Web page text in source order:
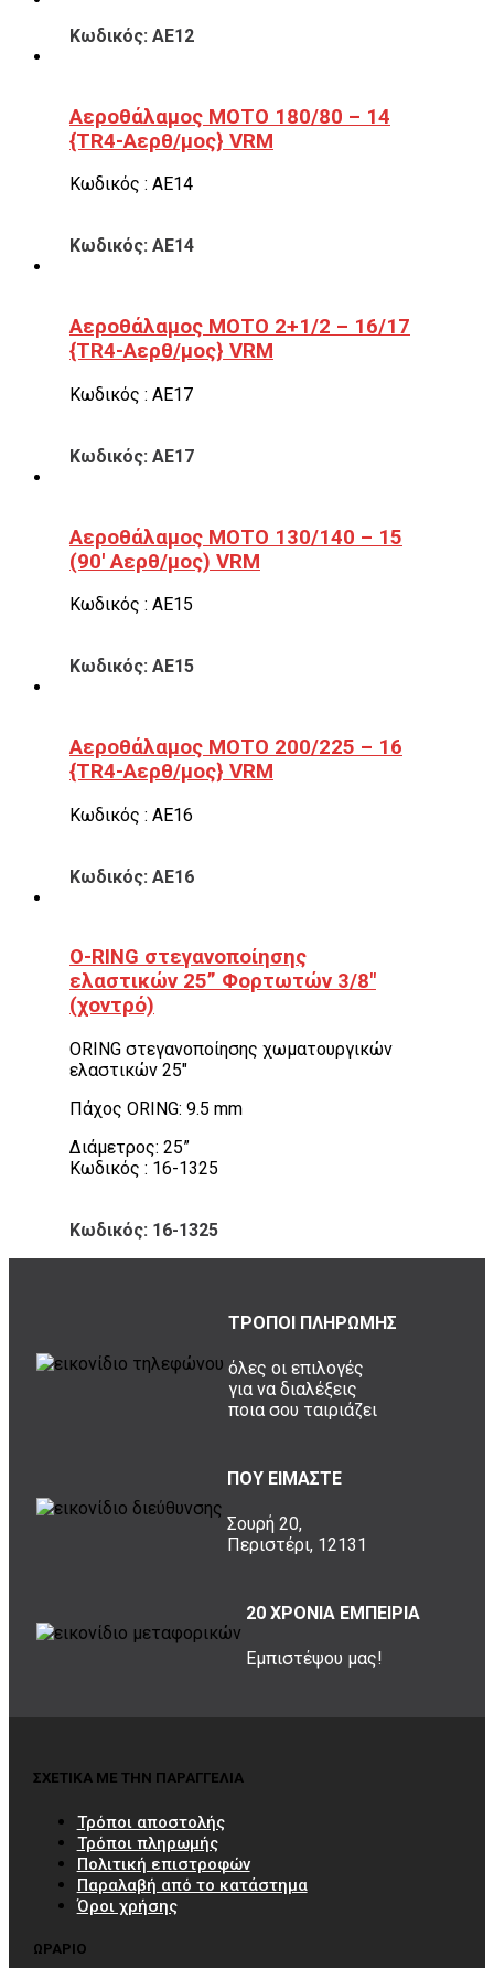
Κωδικός: ΑΕ12
Αεροθάλαμος ΜΟΤΟ 180/80 – 14
{TR4-Αερθ/μος} VRM
Κωδικός : ΑΕ14
Κωδικός: ΑΕ14
Αεροθάλαμος ΜΟΤΟ 2+1/2 – 16/17
{TR4-Αερθ/μος} VRM
Κωδικός : ΑΕ17
Κωδικός: ΑΕ17
Αεροθάλαμος ΜΟΤΟ 130/140 – 15
(90′ Αερθ/μος) VRM
Κωδικός : ΑΕ15
Κωδικός: ΑΕ15
Αεροθάλαμος ΜΟΤΟ 200/225 – 16
{TR4-Αερθ/μος} VRM
Κωδικός : ΑΕ16
Κωδικός: ΑΕ16
O-RING στεγανοποίησης
ελαστικών 25” Φορτωτών 3/8″
(χοντρό)
ORING στεγανοποίησης χωματουργικών
ελαστικών 25″
Πάχος ORING: 9.5 mm
Διάμετρος: 25”
Κωδικός : 16-1325
Κωδικός: 16-1325
ΤΡΟΠΟΙ ΠΛΗΡΩΜΗΣ
όλες οι επιλογές
για να διαλέξεις
ποια σου ταιριάζει
ΠΟΥ ΕΙΜΑΣΤΕ
Σουρή 20,
Περιστέρι, 12131
20 ΧΡΟΝΙΑ ΕΜΠΕΙΡΙΑ
Εμπιστέψου μας!
ΣΧΕΤΙΚΑ ΜΕ ΤΗΝ ΠΑΡΑΓΓΕΛΙΑ
Τρόποι αποστολής
Τρόποι πληρωμής
Πολιτική επιστροφών
Παραλαβή από το κατάστημα
Όροι χρήσης
ΩΡΑΡΙΟ